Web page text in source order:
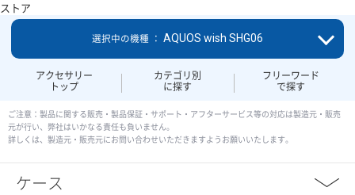
ストア
アクセサリー
トップ
カテゴリ別
に探す
フリーワード
で探す
選択中の機種 ： AQUOS wish SHG06
ご注意：製品に関する販売・製品保証・サポート・アフターサービス等の対応は製造元・販売
元が行い、弊社はいかなる責任も負いません。
詳しくは、製造元・販売元にお問い合わせいただきますようお願いいたします。
ケース